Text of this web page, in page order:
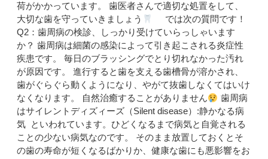
荷がかかっています。 歯医者さんで適切な処置をして、
大切な歯を守っていきましょう
では次の質問です！
Q2：歯周病の検診、しっかり受けていらっしゃいます
か？ 歯周病は細菌の感染によって引き起こされる炎症性
疾患です。 毎日のブラッシングでとり切れなかった汚れ
が原因です。 進行すると歯を支える歯槽骨が溶かされ、
歯がぐらぐら動くようになり、やがて抜歯しなくてはいけ
なくなります。 自然治癒することがありません
歯周病
はサイレントディズィーズ（Silent disease）:静かなる病
気 といわれています。ひどくなるまで病気と自覚される
ことの少ない病気なのです。 そのまま放置しておくとそ
の歯の寿命が短くなるばかりか、健康な歯にも悪影響をお